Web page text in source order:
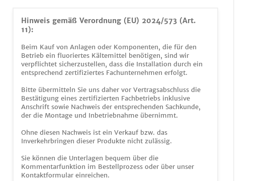
Hinweis gemäß Verordnung (EU) 2024/573 (Art.
11):
Beim Kauf von Anlagen oder Komponenten, die für den
Betrieb ein fluoriertes Kältemittel benötigen, sind wir
verpflichtet sicherzustellen, dass die Installation durch ein
entsprechend zertifiziertes Fachunternehmen erfolgt.
Bitte übermitteln Sie uns daher vor Vertragsabschluss die
Bestätigung eines zertifizierten Fachbetriebs inklusive
Anschrift sowie Nachweis der entsprechenden Sachkunde,
der die Montage und Inbetriebnahme übernimmt.
Ohne diesen Nachweis ist ein Verkauf bzw. das
Inverkehrbringen dieser Produkte nicht zulässig.
Sie können die Unterlagen bequem über die
Kommentarfunktion im Bestellprozess oder über unser
Kontaktformular einreichen.